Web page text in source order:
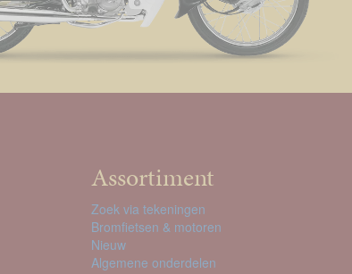
Assortiment
Zoek via tekeningen
Bromfietsen & motoren
Nieuw
Algemene onderdelen